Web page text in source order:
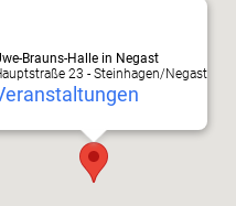
Brauns-Halle in Negast
23 - Steinhagen/Negast